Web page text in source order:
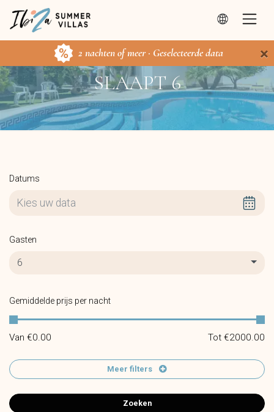
2 nachten of meer · Geselecteerde data ×
SLAAPT 6
Datums
Gasten
6
Gemiddelde prijs per nacht
Van €0.00 Tot €2000.00
Meer filters
Zoeken